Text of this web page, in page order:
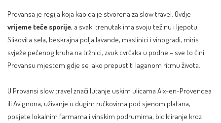
Provansa je regija koja kao da je stvorena za slow travel. Ovdje
vrijeme teče sporije, a svaki trenutak ima svoju težinu i ljepotu.
Slikovita sela, beskrajna polja lavande, maslinici i vinogradi, miris
svježe pečenog kruha na tržnici, zvuk cvrčaka u podne – sve to čini
Provansu mjestom gdje se lako prepustiti laganom ritmu života.
U Provansi slow travel znači lutanje uskim ulicama Aix-en-Provencea
ili Avignona, uživanje u dugim ručkovima pod sjenom platana,
posjete lokalnim farmama i vinskim podrumima, bicikliranje kroz